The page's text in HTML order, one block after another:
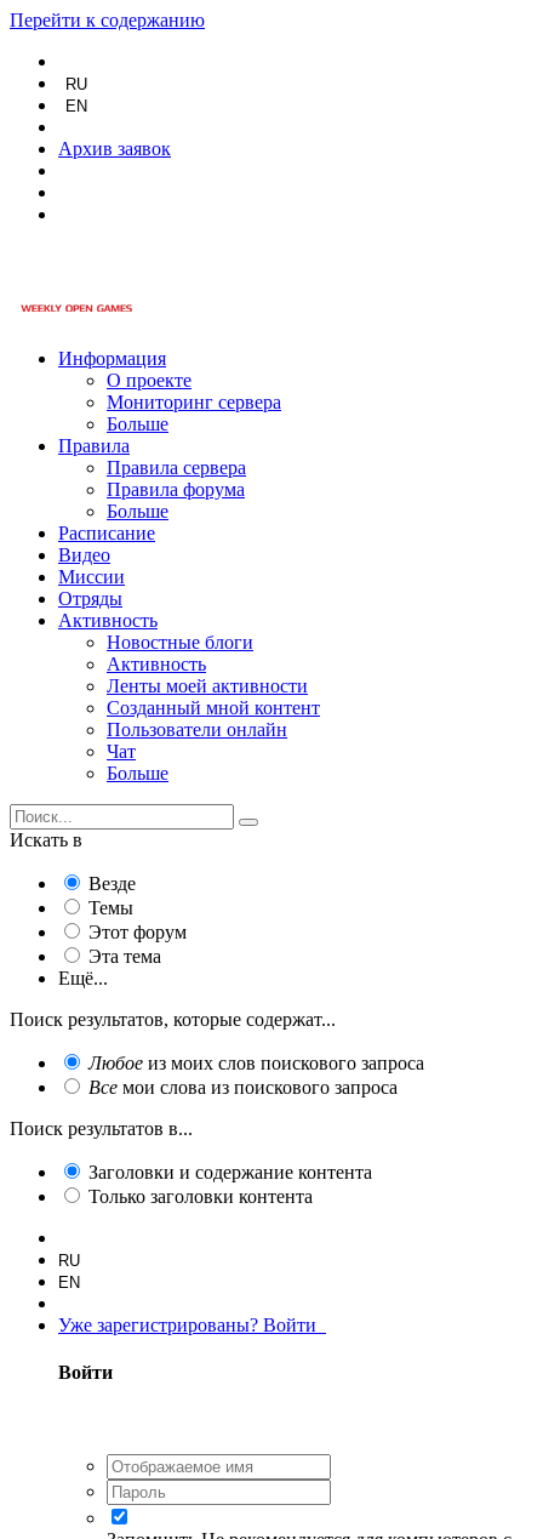
Перейти к содержанию
RU
EN
Архив заявок
Информация
О проекте
Мониторинг сервера
Больше
Правила
Правила сервера
Правила форума
Больше
Расписание
Видео
Миссии
Отряды
Активность
Новостные блоги
Активность
Ленты моей активности
Созданный мной контент
Пользователи онлайн
Чат
Больше
Искать в
Везде
Темы
Этот форум
Эта тема
Ещё...
Поиск результатов, которые содержат...
Любое из моих слов поискового запроса
Все мои слова из поискового запроса
Поиск результатов в...
Заголовки и содержание контента
Только заголовки контента
RU
EN
Уже зарегистрированы? Войти
Войти